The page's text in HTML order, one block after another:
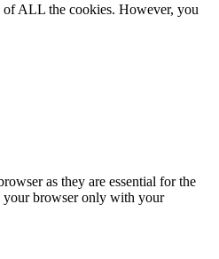
of ALL the cookies. However, you
as they are essential for the
your browser only with your